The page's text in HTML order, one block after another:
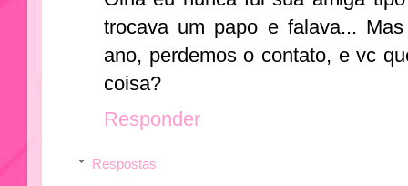
trocava um papo e falava...
ano, perdemos o contato, e vc
coisa?
Responder
Respostas